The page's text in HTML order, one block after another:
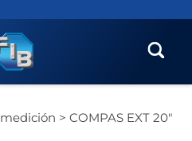
>COMPAS EXT 20″